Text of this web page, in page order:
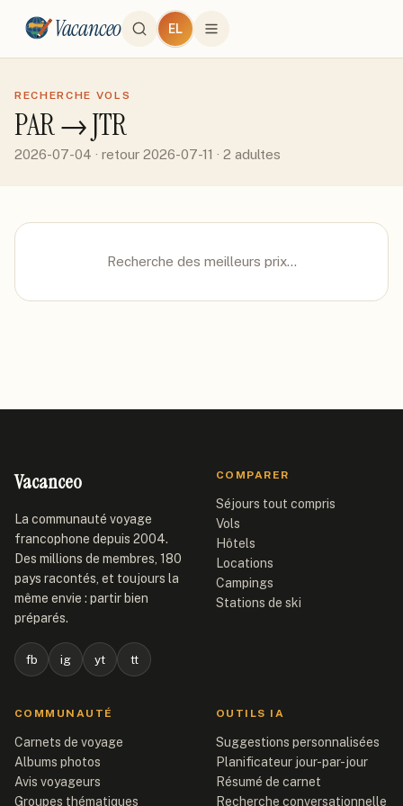
Vacanceo EL
RECHERCHE VOLS
PAR→JTR
2026-07-04 · retour 2026-07-11 · 2 adultes
Recherche des meilleurs prix…
Vacanceo
La communauté voyage
francophone depuis 2004.
Des millions de membres, 180
pays racontés, et toujours la
même envie : partir bien
préparés.
fb ig yt tt
COMPARER
Séjours tout compris
Vols
Hôtels
Locations
Campings
Stations de ski
COMMUNAUTÉ
Carnets de voyage
Albums photos
Avis voyageurs
Groupes thématiques
OUTILS IA
Suggestions personnalisées
Planificateur jour-par-jour
Résumé de carnet
Recherche conversationnelle